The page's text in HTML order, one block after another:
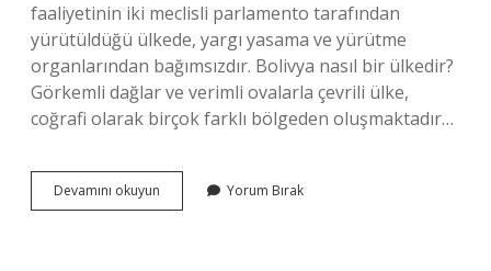
faaliyetinin iki meclisli parlamento tarafından
yürütüldüğü ülkede, yargı yasama ve yürütme
organlarından bağımsızdır. Bolivya nasıl bir ülkedir?
Görkemli dağlar ve verimli ovalarla çevrili ülke,
coğrafi olarak birçok farklı bölgeden oluşmaktadır…
Devamını okuyun
Ne
Yorum Bırak